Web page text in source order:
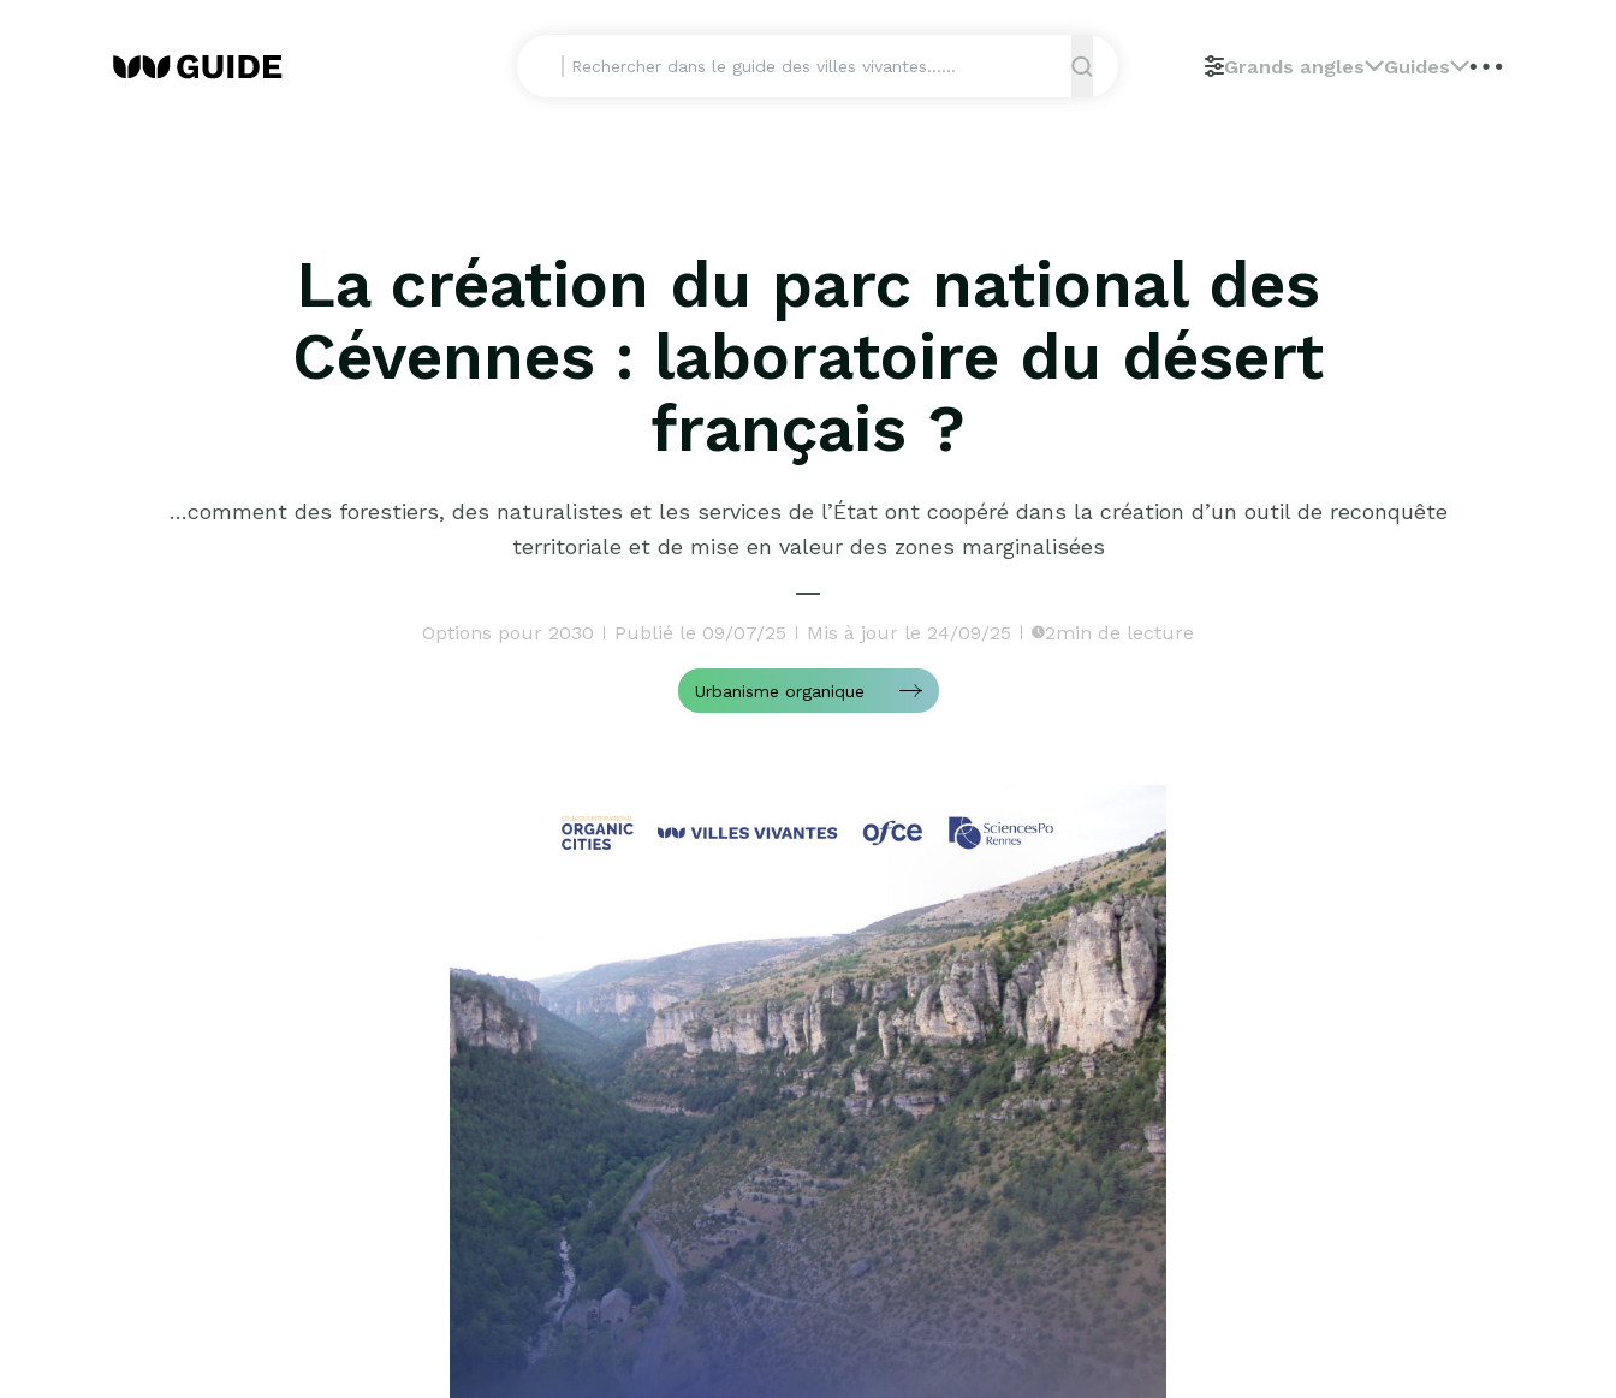
Grands angles Guides
La création du parc national des
Cévennes : laboratoire du désert
français ?
…comment des forestiers, des naturalistes et les services de l’État ont coopéré dans la création d’un outil de reconquête
territoriale et de mise en valeur des zones marginalisées
Options pour 2030 Publié le 09/07/25 Mis à jour le 24/09/25 2min de lecture
Urbanisme organique